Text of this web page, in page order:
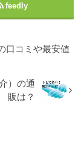
feedly
口コミや最安値
）の通
販は？